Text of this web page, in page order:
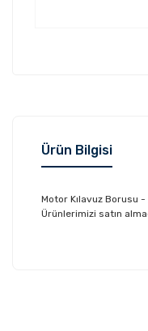
Ürün Bilgisi
Motor Kılavuz Borusu
Ürünlerimizi satın